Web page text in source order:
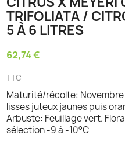
TRIFOLIATA /
5 À 6 LITRES
62,74 €
TTC
Maturité/récolte:
lisses juteux jaunes puis
Arbuste: Feuillage vert.
sélection -9 à -10°C